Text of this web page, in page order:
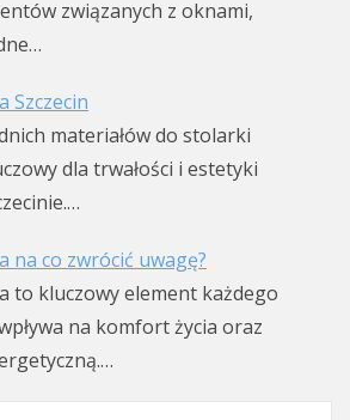
związanych z oknami,
Szczecin
materiałów do stolarki
dla trwałości i estetyki
na co zwrócić uwagę?
to kluczowy element każdego
na komfort życia oraz